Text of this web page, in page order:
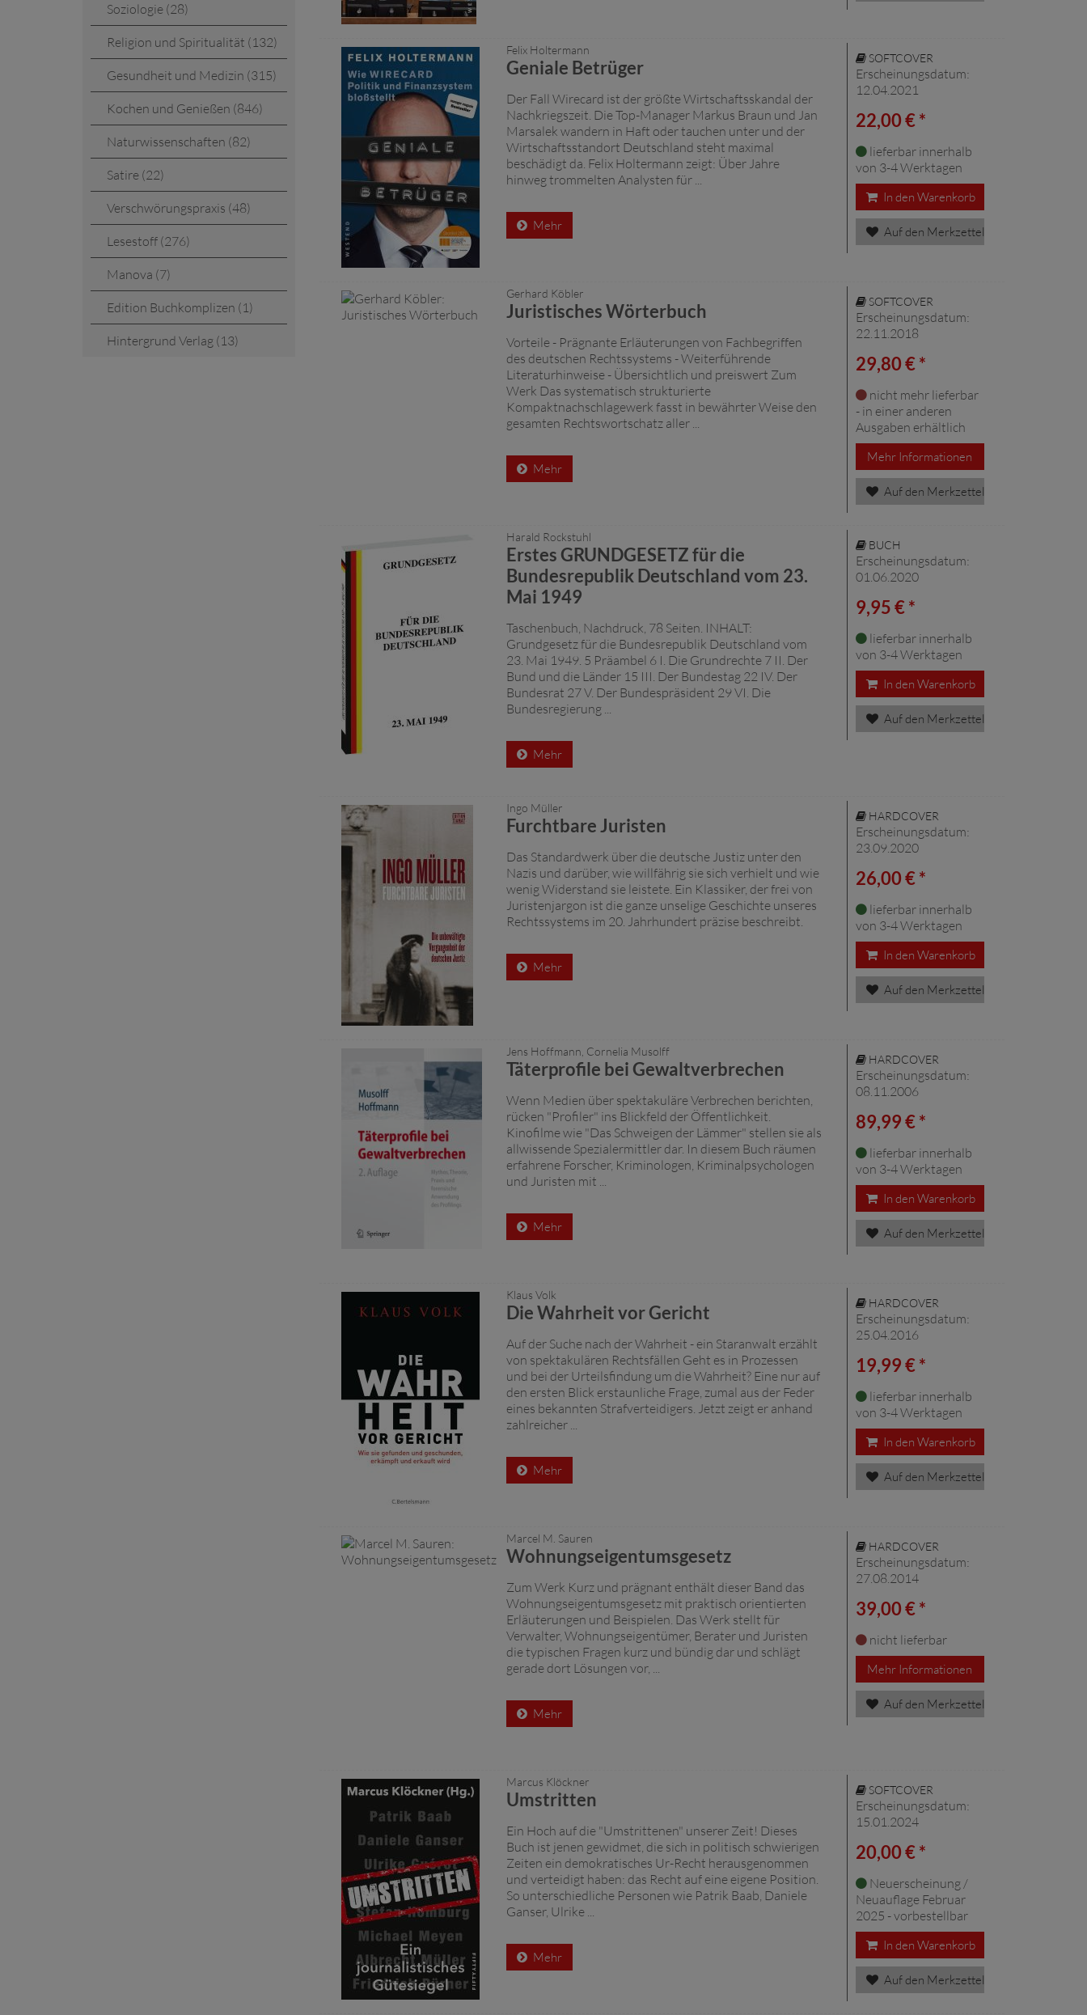
Soziologie (28)
Religion und Spiritualität (132)
Gesundheit und Medizin (315)
Kochen und Genießen (846)
Naturwissenschaften (82)
Satire (22)
Verschwörungspraxis (48)
Lesestoff (276)
Manova (7)
Edition Buchkomplizen (1)
Hintergrund Verlag (13)
Felix Holtermann
Geniale Betrüger
Der Fall Wirecard ist der größte Wirtschaftsskandal der
Nachkriegszeit. Die Top-Manager Markus Braun und Jan
Marsalek wandern in Haft oder tauchen unter und der
Wirtschaftsstandort Deutschland steht maximal
beschädigt da. Felix Holtermann zeigt: Über Jahre
hinweg trommelten Analysten für ...
Mehr
SOFTCOVER
Erscheinungsdatum:
12.04.2021
22,00 € *
lieferbar innerhalb
von 3-4 Werktagen
In den Warenkorb
Auf den Merkzettel
Gerhard Köbler
Juristisches Wörterbuch
Vorteile - Prägnante Erläuterungen von Fachbegriffen
des deutschen Rechtssystems - Weiterführende
Literaturhinweise - Übersichtlich und preiswert Zum
Werk Das systematisch strukturierte
Kompaktnachschlagewerk fasst in bewährter Weise den
gesamten Rechtswortschatz aller ...
Mehr
SOFTCOVER
Erscheinungsdatum:
22.11.2018
29,80 € *
nicht mehr lieferbar
- in einer anderen
Ausgaben erhältlich
Mehr Informationen
Auf den Merkzettel
Harald Rockstuhl
Erstes GRUNDGESETZ für die
Bundesrepublik Deutschland vom 23.
Mai 1949
Taschenbuch, Nachdruck, 78 Seiten. INHALT:
Grundgesetz für die Bundesrepublik Deutschland vom
23. Mai 1949. 5 Präambel 6 I. Die Grundrechte 7 II. Der
Bund und die Länder 15 III. Der Bundestag 22 IV. Der
Bundesrat 27 V. Der Bundespräsident 29 VI. Die
Bundesregierung ...
Mehr
BUCH
Erscheinungsdatum:
01.06.2020
9,95 € *
lieferbar innerhalb
von 3-4 Werktagen
In den Warenkorb
Auf den Merkzettel
Ingo Müller
Furchtbare Juristen
Das Standardwerk über die deutsche Justiz unter den
Nazis und darüber, wie willfährig sie sich verhielt und wie
wenig Widerstand sie leistete. Ein Klassiker, der frei von
Juristenjargon ist die ganze unselige Geschichte unseres
Rechtssystems im 20. Jahrhundert präzise beschreibt.
Mehr
HARDCOVER
Erscheinungsdatum:
23.09.2020
26,00 € *
lieferbar innerhalb
von 3-4 Werktagen
In den Warenkorb
Auf den Merkzettel
Jens Hoffmann, Cornelia Musolff
Täterprofile bei Gewaltverbrechen
Wenn Medien über spektakuläre Verbrechen berichten,
rücken "Profiler" ins Blickfeld der Öffentlichkeit.
Kinofilme wie "Das Schweigen der Lämmer" stellen sie als
allwissende Spezialermittler dar. In diesem Buch räumen
erfahrene Forscher, Kriminologen, Kriminalpsychologen
und Juristen mit ...
Mehr
HARDCOVER
Erscheinungsdatum:
08.11.2006
89,99 € *
lieferbar innerhalb
von 3-4 Werktagen
In den Warenkorb
Auf den Merkzettel
Klaus Volk
Die Wahrheit vor Gericht
Auf der Suche nach der Wahrheit - ein Staranwalt erzählt
von spektakulären Rechtsfällen Geht es in Prozessen
und bei der Urteilsfindung um die Wahrheit? Eine nur auf
den ersten Blick erstaunliche Frage, zumal aus der Feder
eines bekannten Strafverteidigers. Jetzt zeigt er anhand
zahlreicher ...
Mehr
HARDCOVER
Erscheinungsdatum:
25.04.2016
19,99 € *
lieferbar innerhalb
von 3-4 Werktagen
In den Warenkorb
Auf den Merkzettel
Marcel M. Sauren
Wohnungseigentumsgesetz
Zum Werk Kurz und prägnant enthält dieser Band das
Wohnungseigentumsgesetz mit praktisch orientierten
Erläuterungen und Beispielen. Das Werk stellt für
Verwalter, Wohnungseigentümer, Berater und Juristen
die typischen Fragen kurz und bündig dar und schlägt
gerade dort Lösungen vor, ...
Mehr
HARDCOVER
Erscheinungsdatum:
27.08.2014
39,00 € *
nicht lieferbar
Mehr Informationen
Auf den Merkzettel
Marcus Klöckner
Umstritten
Ein Hoch auf die "Umstrittenen" unserer Zeit! Dieses
Buch ist jenen gewidmet, die sich in politisch schwierigen
Zeiten ein demokratisches Ur-Recht herausgenommen
und verteidigt haben: das Recht auf eine eigene Position.
So unterschiedliche Personen wie Patrik Baab, Daniele
Ganser, Ulrike ...
Mehr
SOFTCOVER
Erscheinungsdatum:
15.01.2024
20,00 € *
Neuerscheinung /
Neuauflage Februar
2025 - vorbestellbar
In den Warenkorb
Auf den Merkzettel